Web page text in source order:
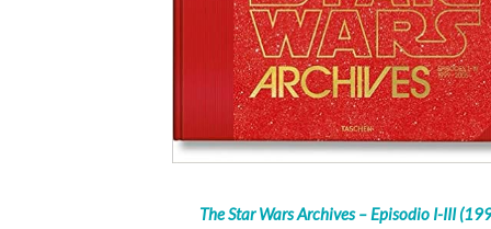
The Star Wars Archives – Episodio I-III